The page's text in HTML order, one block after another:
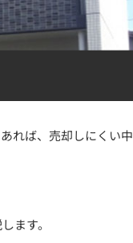
れば、売却しにくい中
ます。